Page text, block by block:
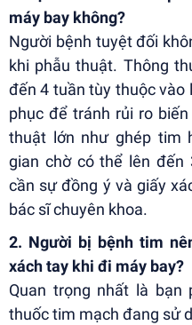
máy bay không?
Người bệnh tuyệt đối
khi phẫu thuật. Thông
đến 4 tuần tùy thuộc vào
phục để tránh rủi ro
thuật lớn như ghép tim
gian chờ có thể lên đến
cần sự đồng ý và giấy
bác sĩ chuyên khoa.
2. Người bị bệnh tim
xách tay khi đi máy bay?
Quan trọng nhất là
thuốc tim mạch đang sử